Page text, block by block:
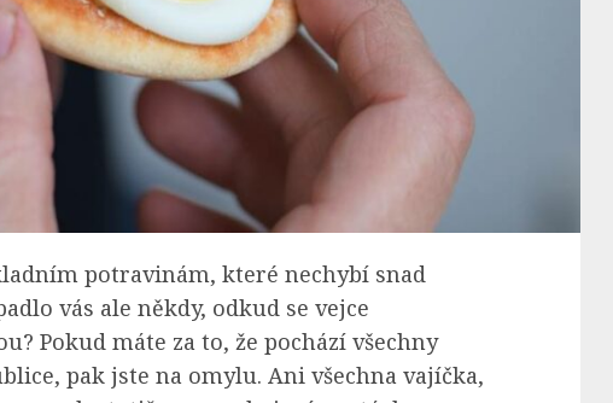
potravinám, které nechybí snad
vás ale někdy, odkud se vejce
Pokud máte za to, že pochází všechny
pak jste na omylu. Ani všechna vajíčka,